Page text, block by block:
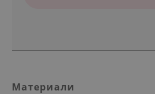
Материали